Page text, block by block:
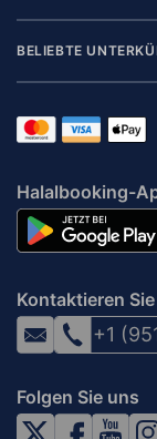
BELIEBTE
Halalbooking-
Kontaktieren
+1
Folgen Sie uns